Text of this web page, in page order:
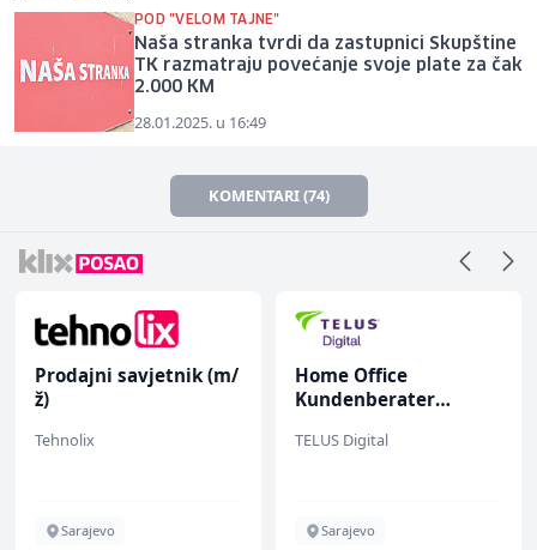
POD "VELOM TAJNE"
Naša stranka tvrdi da zastupnici Skupštine
TK razmatraju povećanje svoje plate za čak
2.000 KM
28.01.2025. u 16:49
KOMENTARI (74)
Prodajni savjetnik (m/
ž)
Tehnolix
Sarajevo
Home Office
Kundenberater
renommiertes
TELUS Digital
Sarajevo